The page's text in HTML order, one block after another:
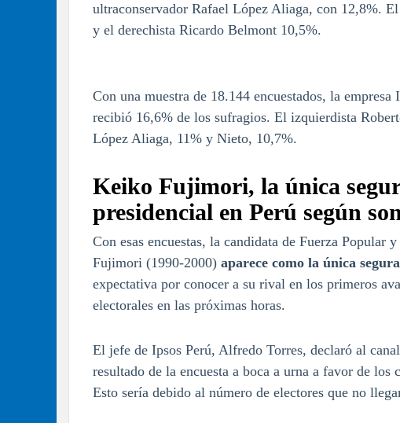
ultraconservador Rafael López Aliaga, con 12,8%.
y el derechista Ricardo Belmont 10,5%.
Con una muestra de 18.144 encuestados, la
recibió 16,6% de los sufragios. El izquierdista
López Aliaga, 11% y Nieto, 10,7%.
Keiko Fujimori, la única
presidencial en Perú según
Con esas encuestas, la candidata de Fuerza Popular
Fujimori (1990-2000) aparece como la única
expectativa por conocer a su rival en los primeros
electorales en las próximas horas.
El jefe de Ipsos Perú, Alfredo Torres, declaró al canal
resultado de la encuesta a boca a urna a favor de
Esto sería debido al número de electores que no